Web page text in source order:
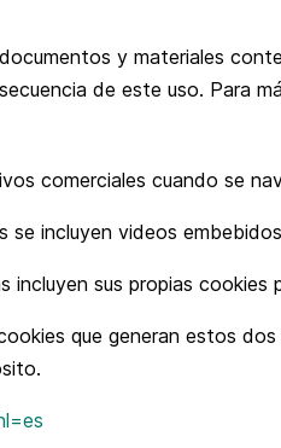
y materiales
de este uso. Para
comerciales cuando se
se incluyen videos
sus propias
que generan estos